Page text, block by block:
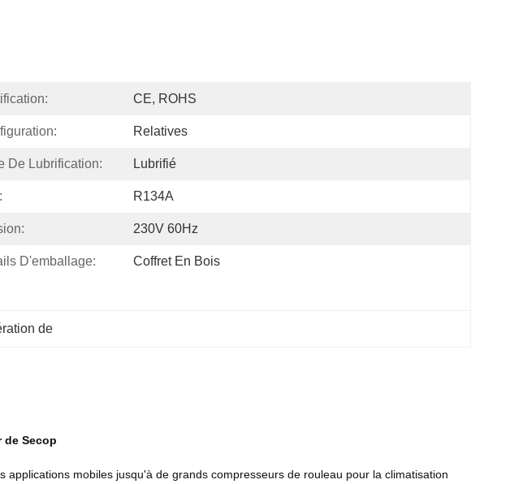
CE, ROHS
Relatives
De Lubrification: Lubrifié
R134A
230V 60Hz
D'emballage: Coffret En Bois
de
de Secop
mobiles jusqu'à de grands compresseurs de rouleau pour la climatisation